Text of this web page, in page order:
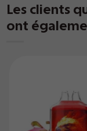
Les clients
ont